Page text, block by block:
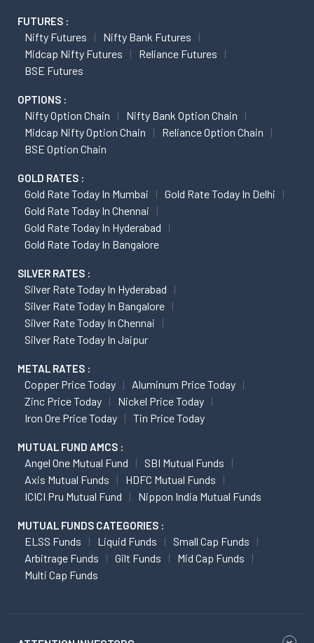
FUTURES :
Nifty Futures
Nifty Bank Futures
Midcap Nifty Futures
Reliance Futures
BSE Futures
OPTIONS :
Nifty Option Chain
Nifty Bank Option Chain
Midcap Nifty Option Chain
Reliance Option Chain
BSE Option Chain
GOLD RATES :
Gold Rate Today In Mumbai
Gold Rate Today In Delhi
Gold Rate Today In Chennai
Gold Rate Today In Hyderabad
Gold Rate Today In Bangalore
SILVER RATES :
Silver Rate Today In Hyderabad
Silver Rate Today In Bangalore
Silver Rate Today In Chennai
Silver Rate Today In Jaipur
METAL RATES :
Copper Price Today
Aluminum Price Today
Zinc Price Today
Nickel Price Today
Iron Ore Price Today
Tin Price Today
MUTUAL FUND AMCS :
Angel One Mutual Fund
SBI Mutual Funds
Axis Mutual Funds
HDFC Mutual Funds
ICICI Pru Mutual Fund
Nippon India Mutual Funds
MUTUAL FUNDS CATEGORIES :
ELSS Funds Liquid Funds
Small Cap Funds
Arbitrage Funds
Gilt Funds
Mid Cap Funds
Multi Cap Funds